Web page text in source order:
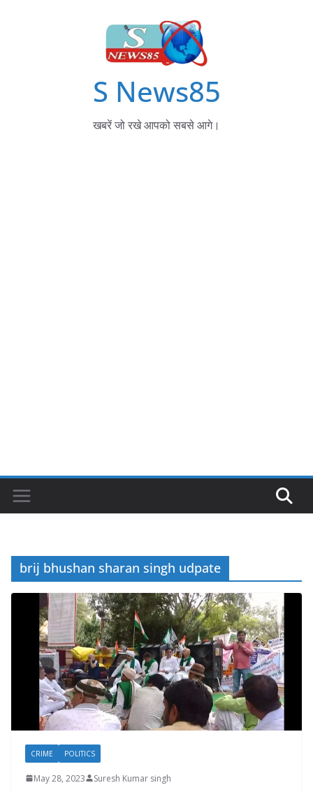
S News85
खबरें जो रखे आपको सबसे आगे।
brij bhushan sharan singh udpate
CRIME POLITICS
May 28, 2023 Suresh Kumar singh